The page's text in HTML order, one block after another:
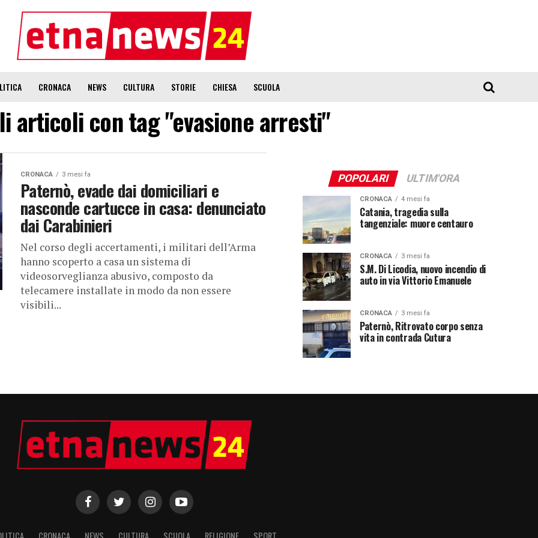
CRONACA NEWS CULTURA STORIE CHIESA SCUOLA
articoli con tag "evasione arresti"
CRONACA 3 mesi fa
Paternò, evade dai domiciliari e
nasconde cartucce in casa: denunciato
dai Carabinieri
Nel corso degli accertamenti, i militari dell’Arma
hanno scoperto a casa un sistema di
videosorveglianza abusivo, composto da
telecamere installate in modo da non essere
visibili...
POPOLARI ULTIM'ORA
CRONACA 4 mesi fa
Catania, tragedia sulla
tangenziale: muore centauro
CRONACA 3 mesi fa
S.M. Di Licodia, nuovo incendio di
auto in via Vittorio Emanuele
CRONACA 3 mesi fa
Paternò, Ritrovato corpo senza
vita in contrada Cutura